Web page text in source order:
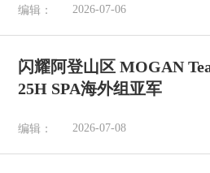
编辑： 2026-07-06
闪耀阿登山区 MOGAN
25H SPA海外组亚军
编辑： 2026-07-08